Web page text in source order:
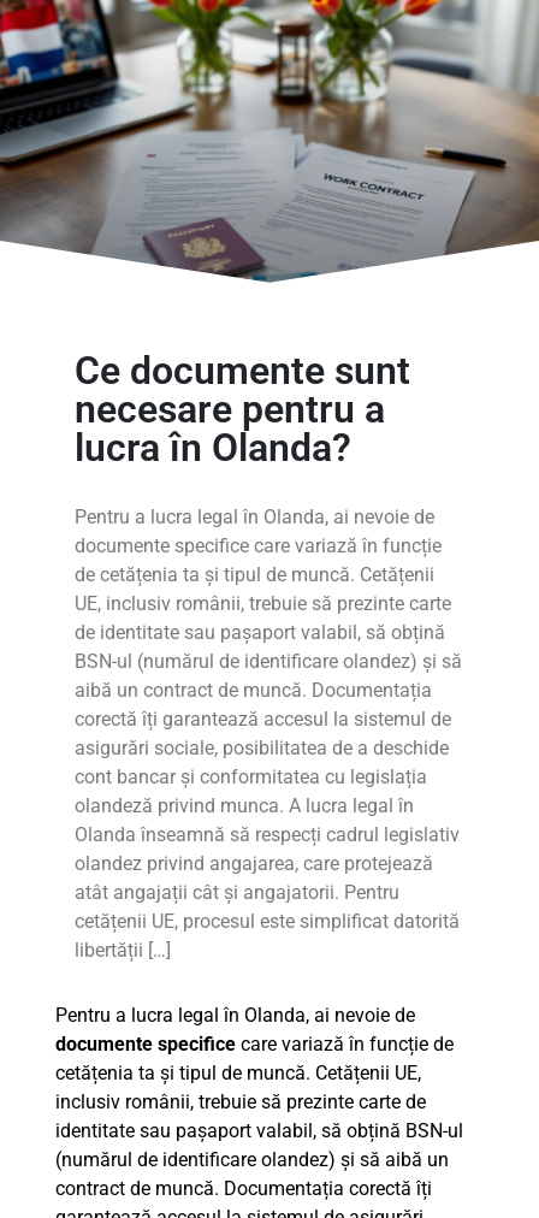
Ce documente sunt
necesare pentru a
lucra în Olanda?
Pentru a lucra legal în Olanda, ai nevoie de
documente specifice care variază în funcție
de cetățenia ta și tipul de muncă. Cetățenii
UE, inclusiv românii, trebuie să prezinte carte
de identitate sau pașaport valabil, să obțină
BSN-ul (numărul de identificare olandez) și să
aibă un contract de muncă. Documentația
corectă îți garantează accesul la sistemul de
asigurări sociale, posibilitatea de a deschide
cont bancar și conformitatea cu legislația
olandeză privind munca. A lucra legal în
Olanda înseamnă să respecți cadrul legislativ
olandez privind angajarea, care protejează
atât angajații cât și angajatorii. Pentru
cetățenii UE, procesul este simplificat datorită
libertății […]
Pentru a lucra legal în Olanda, ai nevoie de
documente specifice care variază în funcție de
cetățenia ta și tipul de muncă. Cetățenii UE,
inclusiv românii, trebuie să prezinte carte de
identitate sau pașaport valabil, să obțină BSN-ul
(numărul de identificare olandez) și să aibă un
contract de muncă. Documentația corectă îți